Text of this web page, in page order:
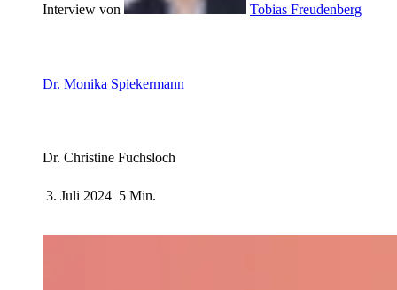
Interview von Tobias Freudenberg
Dr. Monika Spiekermann
Dr. Christine Fuchsloch
3. Juli 2024 5 Min.